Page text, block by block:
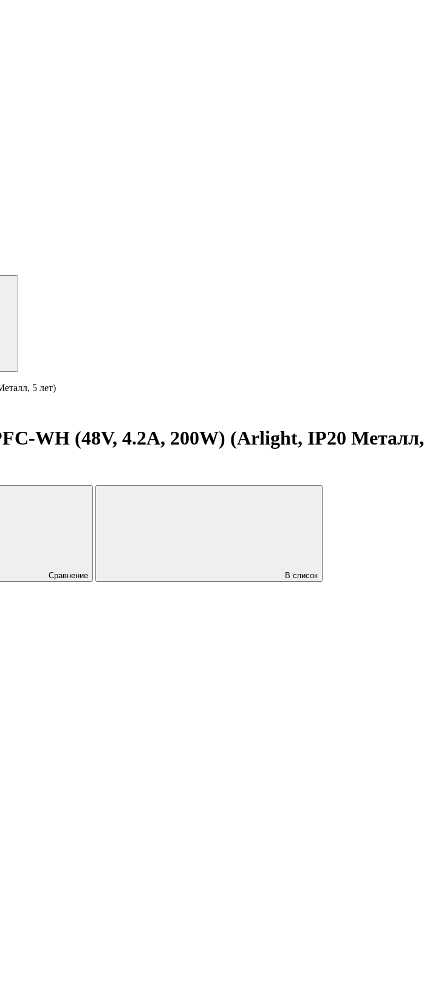
5 лет)
WH (48V, 4.2A, 200W) (Arlight, IP20 Металл,
Сравнение
В список